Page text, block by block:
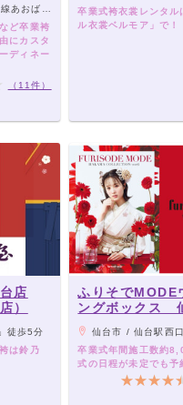
を西へ徒歩約12分 東西線：青葉通一番町駅から徒歩1分
ど卒業袴
にカスタ
ディネー
（11件）
卒業式袴衣裳レンタ
ル衣裳ベルモア」で！
店
）
徒歩5分
は鈴乃
ふりそでMODE
ングボックス
コ店
仙台市 / 仙台駅西
卒業式年間施工数約
式の日程が未定でも予